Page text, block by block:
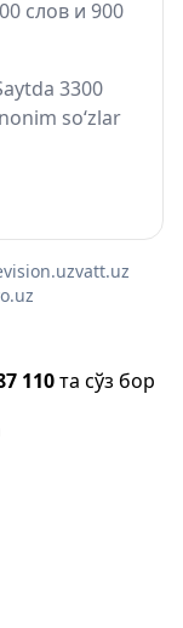
слов и 900
3300
so‘zlar
vatt.uz
110та сўз бор